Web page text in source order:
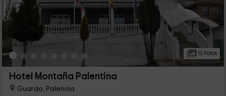
12 Fotos
Hotel Montaña Palentina
Guardo, Palencia